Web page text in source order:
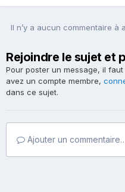
Il n’y a aucun commentaire à
Rejoindre le sujet et
Pour poster un message, il
avez un compte membre,
dans ce sujet.
Ajouter un